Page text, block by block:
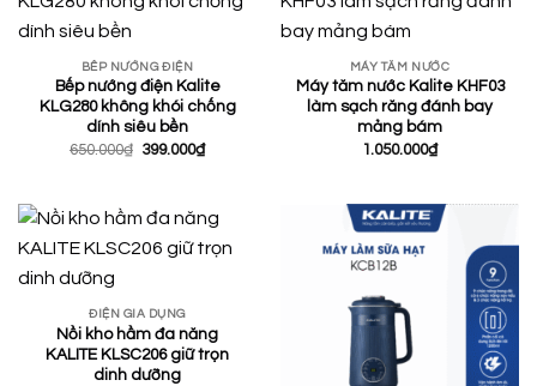
BẾP NƯỚNG ĐIỆN
Bếp nướng điện Kalite
KLG280 không khói chống
dính siêu bền
650.000₫ Giá
399.000₫Giá
MÁY TĂM NƯỚC
Máy tăm nước Kalite KHF03
làm sạch răng đánh bay
mảng bám
1.050.000₫
ĐIỆN GIA DỤNG
Nồi kho hầm đa năng
KALITE KLSC206 giữ trọn
dinh dưỡng